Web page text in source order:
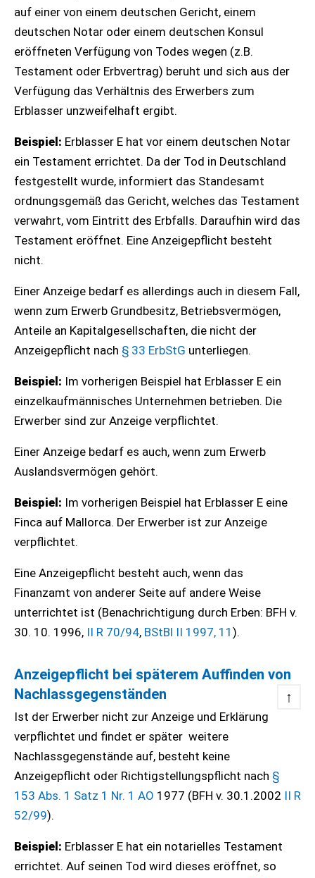
auf einer von einem deutschen Gericht, einem
deutschen Notar oder einem deutschen Konsul
eröffneten Verfügung von Todes wegen (z.B.
Testament oder Erbvertrag) beruht und sich aus der
Verfügung das Verhältnis des Erwerbers zum
Erblasser unzweifelhaft ergibt.
Beispiel: Erblasser E hat vor einem deutschen Notar
ein Testament errichtet. Da der Tod in Deutschland
festgestellt wurde, informiert das Standesamt
ordnungsgemäß das Gericht, welches das Testament
verwahrt, vom Eintritt des Erbfalls. Daraufhin wird das
Testament eröffnet. Eine Anzeigepflicht besteht
nicht.
Einer Anzeige bedarf es allerdings auch in diesem Fall,
wenn zum Erwerb Grundbesitz, Betriebsvermögen,
Anteile an Kapitalgesellschaften, die nicht der
Anzeigepflicht nach § 33 ErbStG unterliegen.
Beispiel: Im vorherigen Beispiel hat Erblasser E ein
einzelkaufmännisches Unternehmen betrieben. Die
Erwerber sind zur Anzeige verpflichtet.
Einer Anzeige bedarf es auch, wenn zum Erwerb
Auslandsvermögen gehört.
Beispiel: Im vorherigen Beispiel hat Erblasser E eine
Finca auf Mallorca. Der Erwerber ist zur Anzeige
verpflichtet.
Eine Anzeigepflicht besteht auch, wenn das
Finanzamt von anderer Seite auf andere Weise
unterrichtet ist (Benachrichtigung durch Erben: BFH v.
30. 10. 1996, II R 70/94, BStBl II 1997, 11 ).
Anzeigepflicht bei späterem Auffinden von
Nachlassgegenständen
↑
Ist der Erwerber nicht zur Anzeige und Erklärung
verpflichtet und findet er später weitere
Nachlassgegenstände auf, besteht keine
Anzeigepflicht oder Richtigstellungspflicht nach §
153 Abs. 1 Satz 1 Nr. 1 AO 1977 (BFH v. 30.1.2002 II R
52/99).
Beispiel: Erblasser E hat ein notarielles Testament
errichtet. Auf seinen Tod wird dieses eröffnet, so